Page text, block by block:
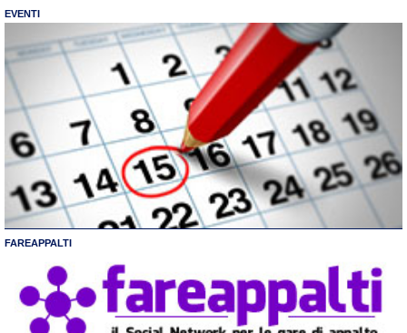
EVENTI
FAREAPPALTI